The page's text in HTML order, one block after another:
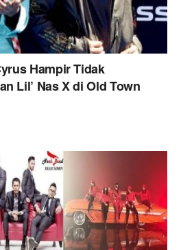
Hampir Tidak
Lil’ Nas X di Old Town